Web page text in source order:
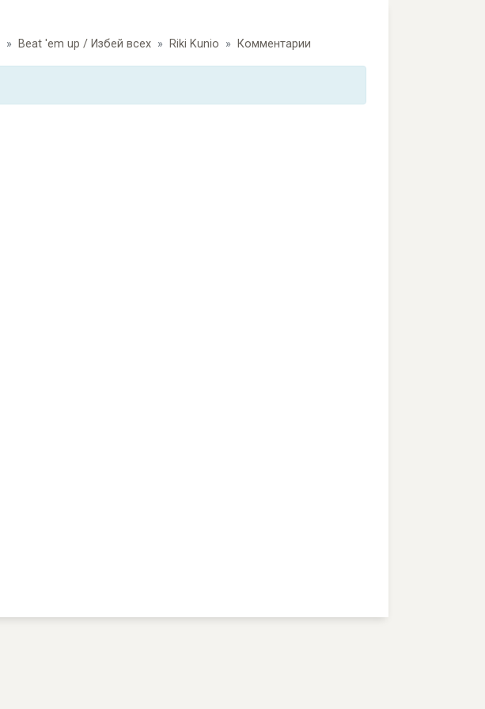
Beat 'em up / Избей всех Riki Kunio Комментарии